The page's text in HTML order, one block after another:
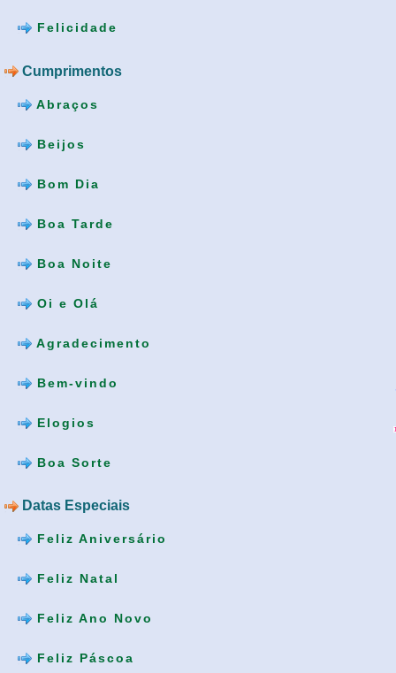
Felicidade
Cumprimentos
Abraços
Beijos
Bom Dia
Boa Tarde
Boa Noite
Oi e Olá
Agradecimento
Bem-vindo
Elogios
Boa Sorte
Datas Especiais
Feliz Aniversário
Feliz Natal
Feliz Ano Novo
Feliz Páscoa